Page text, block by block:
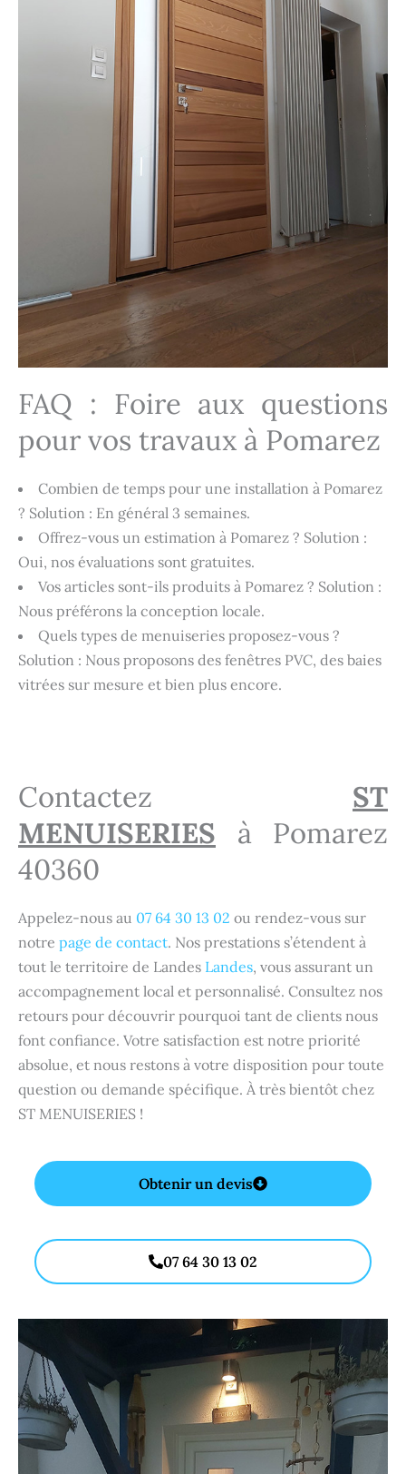
FAQ : Foire aux questions
pour vos travaux à Pomarez
Combien de temps pour une installation à Pomarez
? Solution : En général 3 semaines.
Offrez-vous un estimation à Pomarez ? Solution :
Oui, nos évaluations sont gratuites.
Vos articles sont-ils produits à Pomarez ? Solution :
Nous préférons la conception locale.
Quels types de menuiseries proposez-vous ?
Solution : Nous proposons des fenêtres PVC, des baies
vitrées sur mesure et bien plus encore.
Contactez ST
MENUISERIES à Pomarez
40360
Appelez-nous au 07 64 30 13 02 ou rendez-vous sur
notre page de contact. Nos prestations s’étendent à
tout le territoire de Landes Landes, vous assurant un
accompagnement local et personnalisé. Consultez nos
retours pour découvrir pourquoi tant de clients nous
font confiance. Votre satisfaction est notre priorité
absolue, et nous restons à votre disposition pour toute
question ou demande spécifique. À très bientôt chez
ST MENUISERIES !
Obtenir un devis
07 64 30 13 02